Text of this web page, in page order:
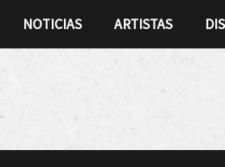
NOTICIAS ARTISTAS